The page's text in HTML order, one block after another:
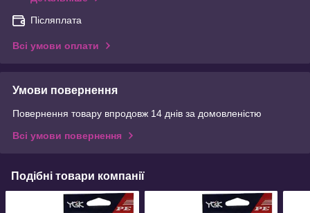
Післяплата
Всі умови оплати
Умови повернення
Повернення товару впродовж 14 днів за домовленістю
Всі умови повернення
Подібні товари компанії